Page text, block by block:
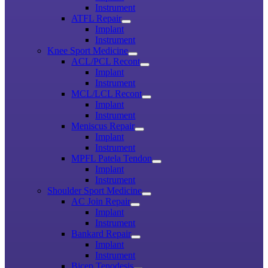
Instrument
ATFL Repair
Implant
Instrument
Knee Sport Medicine
ACL/PCL Recont
Implant
Instrument
MCL/LCL Recont
Implant
Instrument
Meniscus Repair
Implant
Instrument
MPFL Patela Tendon
Implant
Instrument
Shoulder Sport Medicine
AC Join Repair
Implant
Instrument
Bankard Repair
Implant
Instrument